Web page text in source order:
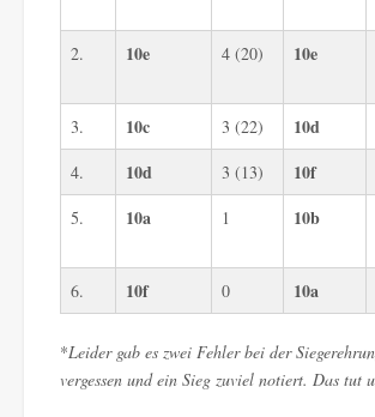
2.
10e 4 (20) 10e
3. 10c 3 (22) 10d
4.
10d 3 (13) 10f
5.
10a 1 10b
6. 10f 0 10a
*Leider gab es zwei Fehler bei der
vergessen und ein Sieg zuviel notiert. Das tut